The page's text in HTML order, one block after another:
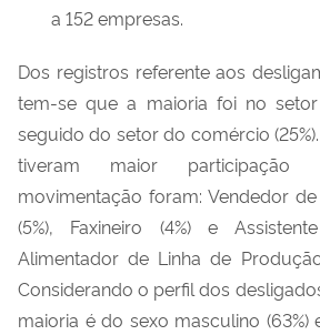
a 152 empresas.
Dos registros referente aos
tem-se que a maioria foi no setor
seguido do setor do comércio
tiveram maior
movimentação foram: Vendedor
(5%), Faxineiro (4%) e
Alimentador de Linha de
Considerando o perfil dos
maioria é do sexo masculino (63%)